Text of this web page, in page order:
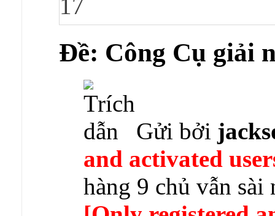
17
Ðề: Công Cụ giải
Gửi bởi
and activated
hàng 9 chủ vẫn